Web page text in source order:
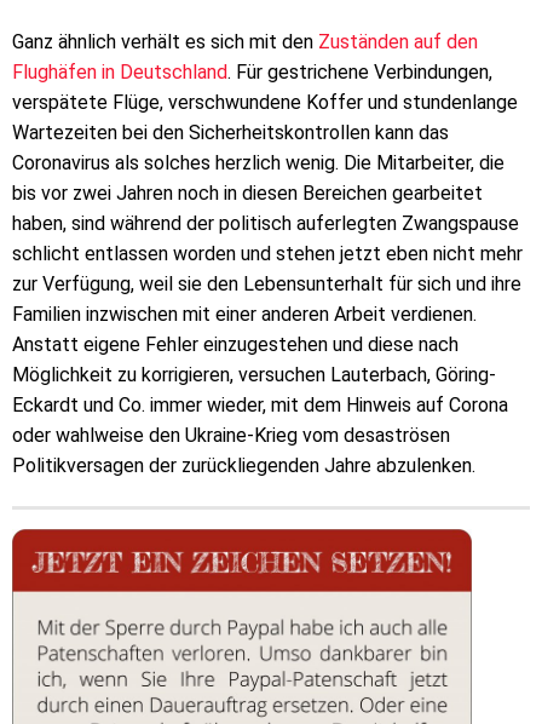
Ganz ähnlich verhält es sich mit den Zuständen auf den
Flughäfen in Deutschland. Für gestrichene Verbindungen,
verspätete Flüge, verschwundene Koffer und stundenlange
Wartezeiten bei den Sicherheitskontrollen kann das
Coronavirus als solches herzlich wenig. Die Mitarbeiter, die
bis vor zwei Jahren noch in diesen Bereichen gearbeitet
haben, sind während der politisch auferlegten Zwangspause
schlicht entlassen worden und stehen jetzt eben nicht mehr
zur Verfügung, weil sie den Lebensunterhalt für sich und ihre
Familien inzwischen mit einer anderen Arbeit verdienen.
Anstatt eigene Fehler einzugestehen und diese nach
Möglichkeit zu korrigieren, versuchen Lauterbach, Göring-
Eckardt und Co. immer wieder, mit dem Hinweis auf Corona
oder wahlweise den Ukraine-Krieg vom desaströsen
Politikversagen der zurückliegenden Jahre abzulenken.